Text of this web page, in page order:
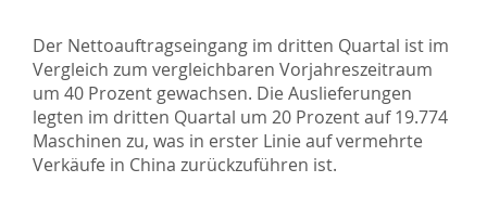
Der Nettoauftragseingang im dritten Quartal ist im
Vergleich zum vergleichbaren Vorjahreszeitraum
um 40 Prozent gewachsen. Die Auslieferungen
legten im dritten Quartal um 20 Prozent auf 19.774
Maschinen zu, was in erster Linie auf vermehrte
Verkäufe in China zurückzuführen ist.